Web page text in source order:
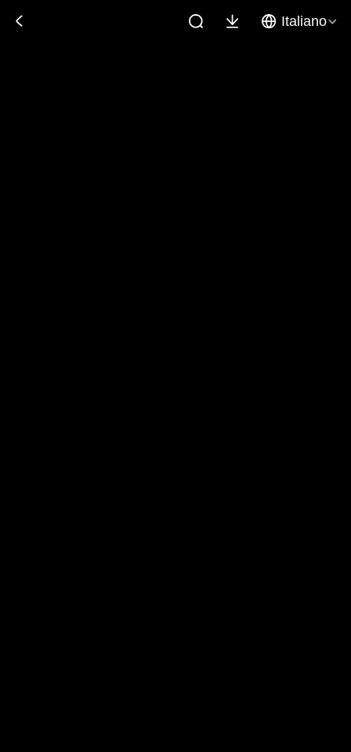
Italiano